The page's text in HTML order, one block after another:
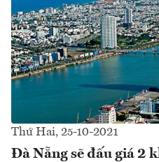
Thứ Hai, 25-10-2021
Đà Nẵng sẽ đấu giá 2